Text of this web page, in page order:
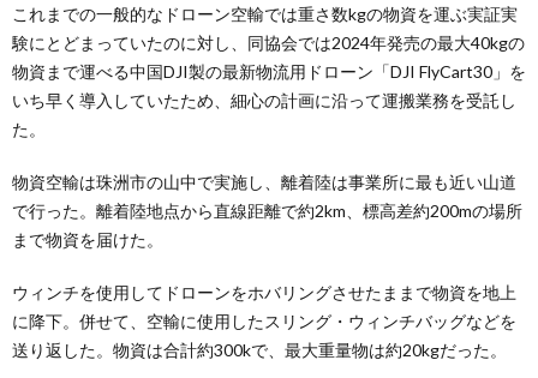
これまでの一般的なドローン空輸では重さ数kgの物資を運ぶ実証実
験にとどまっていたのに対し、同協会では2024年発売の最大40kgの
物資まで運べる中国DJI製の最新物流用ドローン「DJI FlyCart30」を
いち早く導入していたため、細心の計画に沿って運搬業務を受託し
た。
物資空輸は珠洲市の山中で実施し、離着陸は事業所に最も近い山道
で行った。離着陸地点から直線距離で約2km、標高差約200mの場所
まで物資を届けた。
ウィンチを使用してドローンをホバリングさせたままで物資を地上
に降下。併せて、空輸に使用したスリング・ウィンチバッグなどを
送り返した。物資は合計約300kで、最大重量物は約20kgだった。